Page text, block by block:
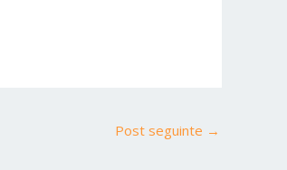
Post seguinte →